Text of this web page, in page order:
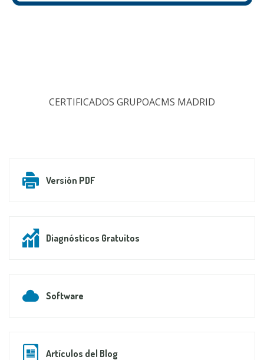
CERTIFICADOS GRUPOACMS MADRID
Versión PDF
Diagnósticos Gratuitos
Software
Artículos del Blog